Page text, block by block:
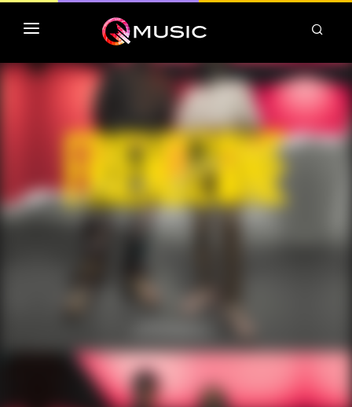
TOP MP3 ITUNES
CLASSEMENT DEEZER